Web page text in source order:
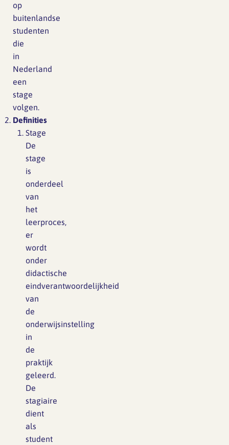
op
buitenlandse
studenten
die
in
Nederland
een
stage
volgen.
Definities
Stage
De
stage
is
onderdeel
van
het
leerproces,
er
wordt
onder
didactische
eindverantwoordelijkheid
van
de
onderwijsinstelling
in
de
praktijk
geleerd.
De
stagiaire
dient
als
student